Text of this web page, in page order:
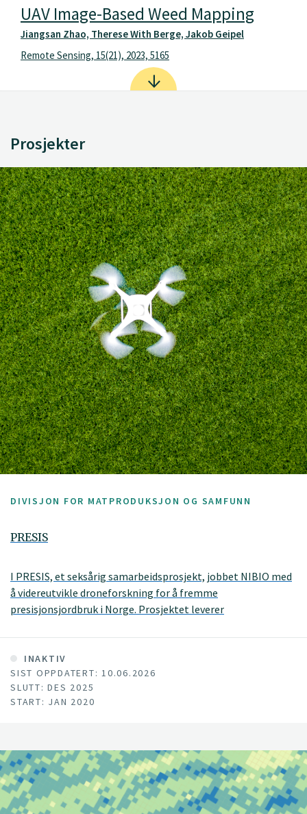
UAV Image-Based Weed Mapping
Jiangsan Zhao, Therese With Berge, Jakob Geipel
Remote Sensing, 15(21), 2023, 5165
Prosjekter
DIVISJON FOR MATPRODUKSJON OG SAMFUNN
PRESIS
I PRESIS, et seksårig samarbeidsprosjekt, jobbet NIBIO med
å videreutvikle droneforskning for å fremme
presisjonsjordbruk i Norge. Prosjektet leverer
en ny smart farming tjeneste: PRESISnet.
INAKTIV
SIST OPPDATERT: 10.06.2026
SLUTT: DES 2025
START: JAN 2020